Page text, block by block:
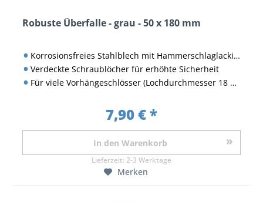
Robuste Überfalle - grau - 50 x 180 mm
Korrosionsfreies Stahlblech mit Hammerschlaglackierung
Verdeckte Schraublöcher für erhöhte Sicherheit
Für viele Vorhängeschlösser (Lochdurchmesser 18 mm)
7,90 € *
In den Warenkorb
Lieferzeit: 2-3 Werktage
Merken